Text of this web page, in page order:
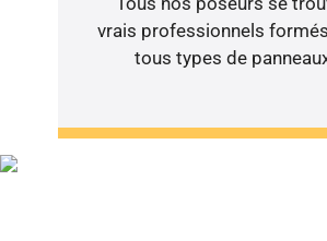
vrais professionnels
tous types de